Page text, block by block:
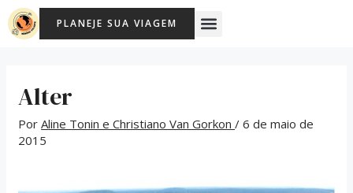
para
PLANEJE SUA VIAGEM Menu
Alter
PorAline Tonin e Christiano Van Gorkon/6 de maio de
2015
Post
navigation